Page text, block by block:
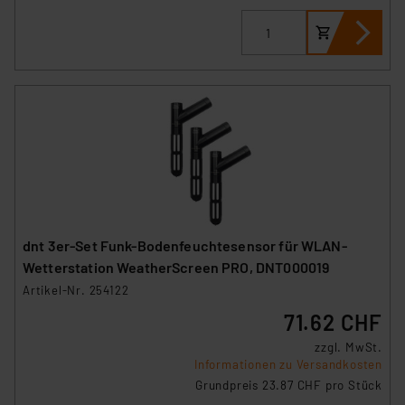
Cookies dieser Drittanbieter umfasst daher ggf. auch
die Verarbeitung Ihrer Daten in den USA gemäß Art. 49
der Datenschutzerklärung. Für die USA besteht kein
Angemessenheitsbeschluss der EU. Dies bedeutet,
dass die USA als Land mit unzureichendem
Datenschutz nach EU-Standards eingestuft wird. So
besteht etwa das Risiko, dass US-Behörden
Überwachungsprogrammen verarbeiten, ohne dass
hiergegen Klagemöglichkeiten für Europäer bestehen.
Europäischen Kommission sowie einer eigenen
insbesondere der Art der übermittelten Daten,
dnt 3er-Set Funk-Bodenfeuchtesensor für WLAN-
Wetterstation WeatherScreen PRO, DNT000019
Artikel-Nr. 254122
71.62 CHF
zzgl. MwSt.
Informationen zu Versandkosten
Grundpreis 23.87 CHF pro Stück